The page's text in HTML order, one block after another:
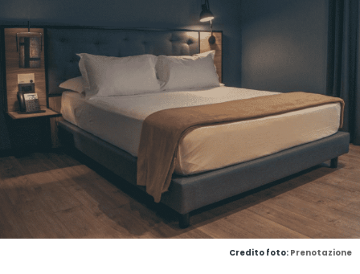
Credito foto: Prenotazione